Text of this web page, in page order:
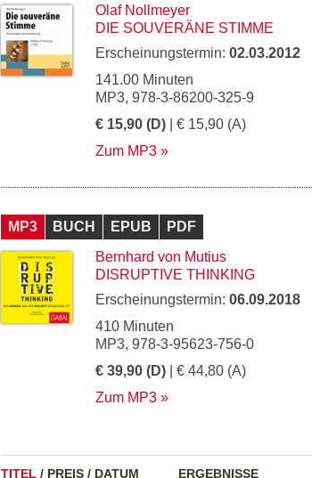
Olaf Nollmeyer
DIE SOUVERÄNE STIMME
Erscheinungstermin: 02.03.2012
141.00 Minuten
MP3, 978-3-86200-325-9
€ 15,90 (D) | € 15,90 (A)
Zum MP3
MP3 BUCH EPUB
PDF
Bernhard von Mutius
DISRUPTIVE THINKING
Erscheinungstermin: 06.09.2018
410 Minuten
MP3, 978-3-95623-756-0
€ 39,90 (D) | € 44,80 (A)
Zum MP3
TITEL / PREIS / DATUM ERGEBNISSE